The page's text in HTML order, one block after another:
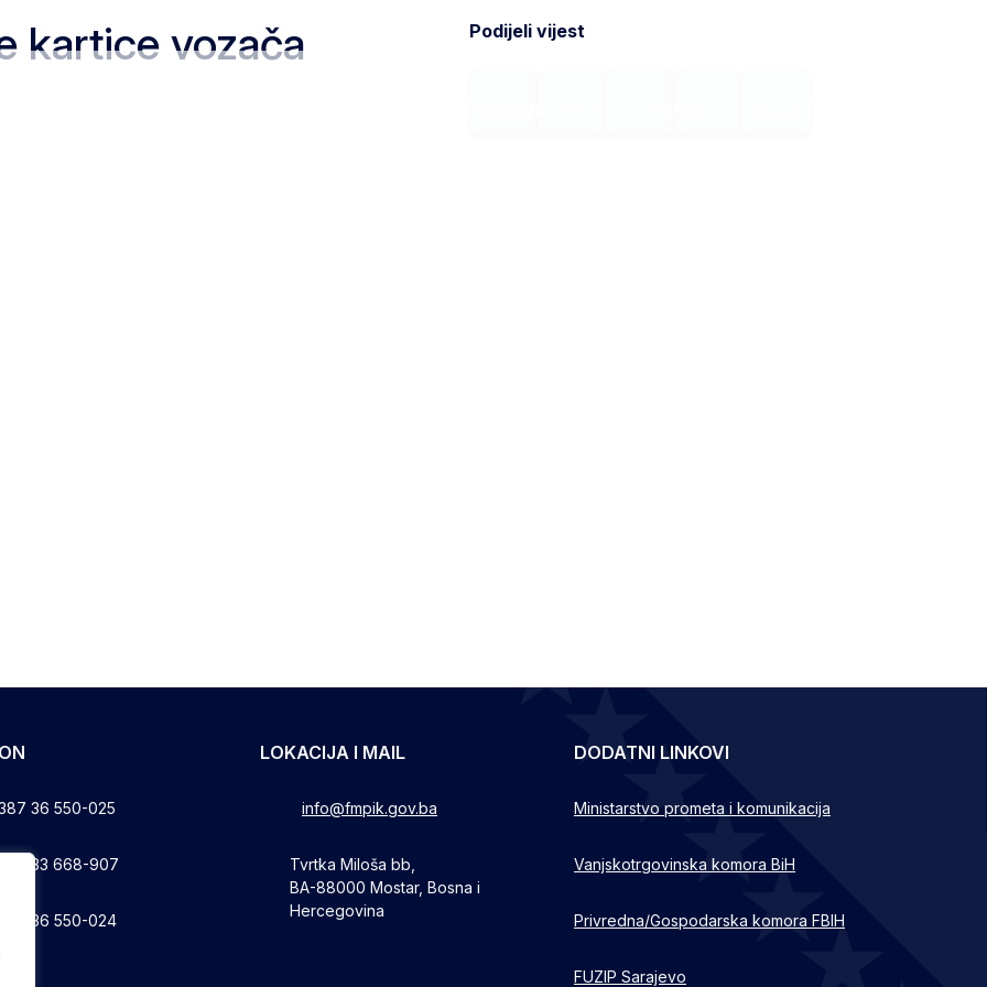
kartice vozača Podijeli vijest
36 550-025
33 668-907
36 550-024
LOKACIJA I MAIL
info@fmpik.gov.ba
Tvrtka Miloša bb,
BA-88000 Mostar, Bosna i
Hercegovina
DODATNI LINKOVI
Ministarstvo prometa i komunikacija
Vanjskotrgovinska komora BiH
Privredna/Gospodarska komora FBIH
FUZIP Sarajevo